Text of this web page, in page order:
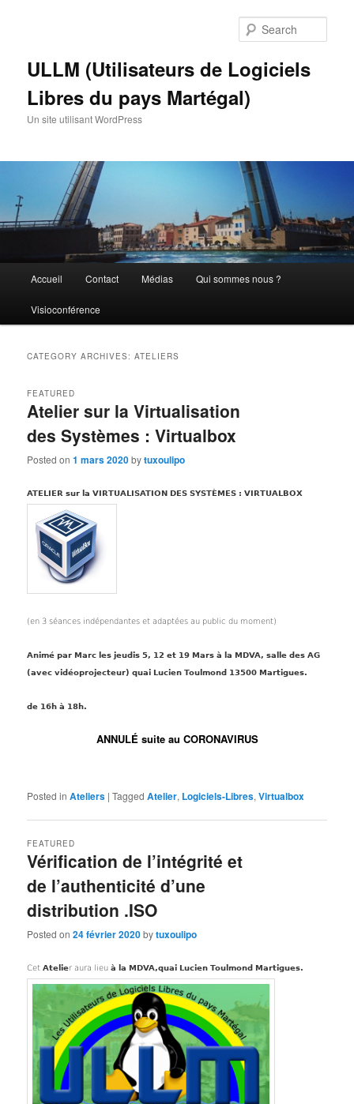
ULLM (Utilisateurs de Logiciels
Libres du pays Martégal)
Un site utilisant WordPress
Accueil Contact Médias Qui sommes nous ?
Visioconférence
CATEGORY ARCHIVES:ATELIERS
Atelier sur la Virtualisation
des Systèmes : Virtualbox
FEATURED
Posted on1 mars 2020bytuxoulipo
ATELIER sur la VIRTUALISATION DES SYSTÈMES : VIRTUALBOX
(en 3 séances indépendantes et adaptées au public du moment)
Animé par Marc les jeudis 5, 12 et 19 Mars à la MDVA, salle des AG
(avec vidéoprojecteur) quai Lucien Toulmond 13500 Martigues.
de 16h à 18h.
ANNULÉ suite au CORONAVIRUS
Posted in Ateliers |Tagged Atelier, Logiciels-Libres,Virtualbox
Vérification de l’intégrité et
de l’authenticité d’une
distribution .ISO
FEATURED
Posted on24 février 2020bytuxoulipo
CetAtelier aura lieuà la MDVA,quai Lucien Toulmond Martigues.